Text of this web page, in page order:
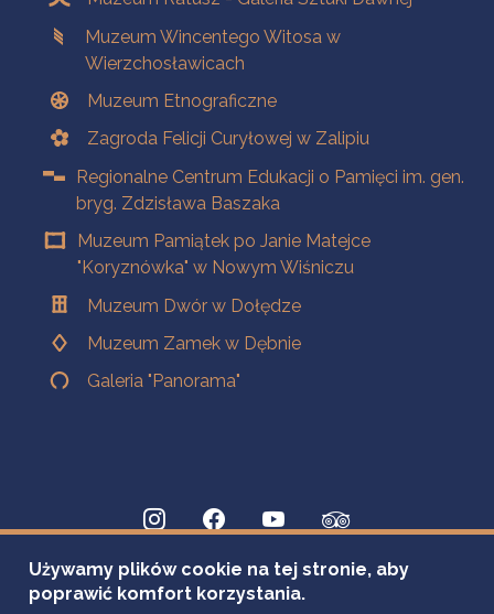
Muzeum Wincentego Witosa w
Wierzchosławicach
Muzeum Etnograficzne
Zagroda Felicji Curyłowej w Zalipiu
Regionalne Centrum Edukacji o Pamięci im. gen.
bryg. Zdzisława Baszaka
Muzeum Pamiątek po Janie Matejce
"Koryznówka" w Nowym Wiśniczu
Muzeum Dwór w Dołędze
Muzeum Zamek w Dębnie
Galeria "Panorama"
Używamy plików cookie na tej stronie, aby
poprawić komfort korzystania.